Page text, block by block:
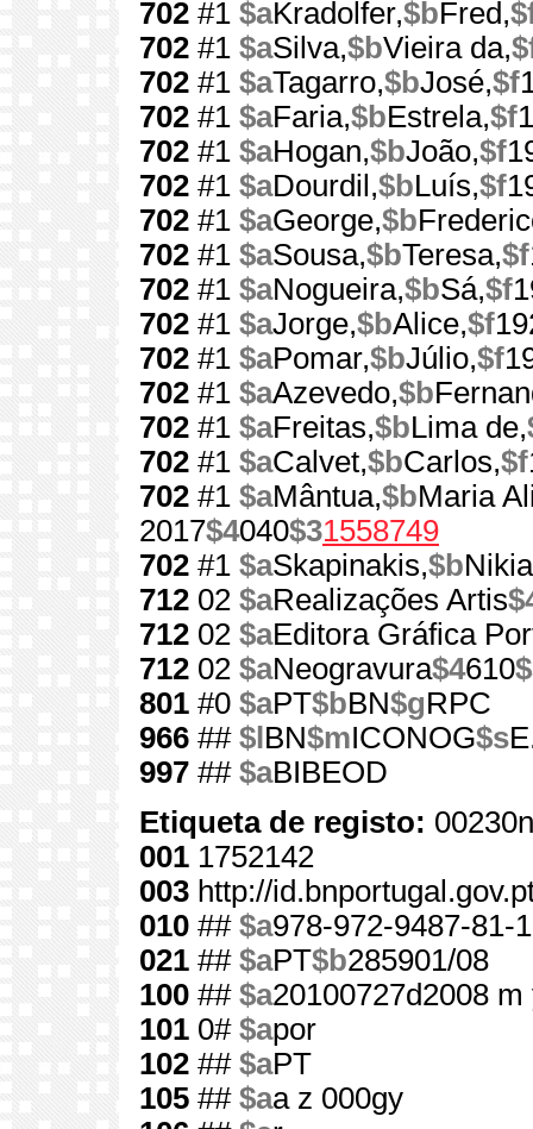
702 #1 $aKradolfer,$bFred,
702 #1 $aSilva,$bVieira da,
702 #1 $aTagarro,$bJosé,$f
702 #1 $aFaria,$bEstrela,$f
702 #1 $aHogan,$bJoão,$f
702 #1 $aDourdil,$bLuís,$f
702 #1 $aGeorge,$b
702 #1 $aSousa,$bTeresa,$f
702 #1 $aNogueira,$bSá,$f
702 #1 $aJorge,$bAlice,$f
702 #1 $aPomar,$bJúlio,$f
702 #1 $aAzevedo,$b
702 #1 $aFreitas,$bLima de,
702 #1 $aCalvet,$bCarlos,$f
702 #1 $aMântua,$bMaria
2017$4040$31558749
702 #1 $aSkapinakis,$b
712 02 $aRealizações Artis
712 02 $aEditora Gráfica
712 02 $aNeogravura$4610
801 #0 $aPT$bBN$gRPC
966 ## $l BN$mICONOG$s
997 ## $aBIBEOD
Etiqueta de registo:
001 1752142
003 http://
010 ## $a978-972-9487-81-1
021 ## $aPT$b285901/08
100 ## $a20100727d2008
101 0# $apor
102 ## $aPT
105 ## $aa z 000gy